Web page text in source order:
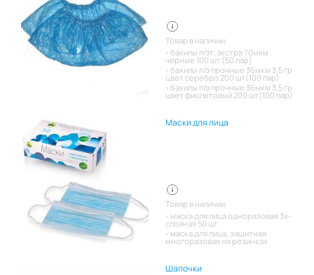
Товар в наличии:
бахилы п/эт. экстра 70мкм
черные 100 шт (50 пар)
бахилы п/э прочные 36мкм 3,5 гр
цвет серебро 200 шт(100 пар)
бахилы п/э прочные 36мкм 3,5 гр
цвет фиолетовый 200 шт(100 пар)
Маски для лица
Товар в наличии:
маска для лица одноразовая 3х-
слойная 50 шт
маска для лица, защитная
многоразовая на резинках
Шапочки